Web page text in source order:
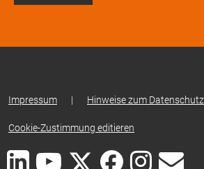
Impressum | Hinweise zum Datenschutz
Cookie-Zustimmung editieren